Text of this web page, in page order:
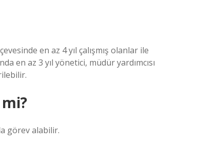
en az 4 yıl çalışmış olanlar ile
en az 3 yıl yönetici, müdür yardımcısı
görev alabilir.